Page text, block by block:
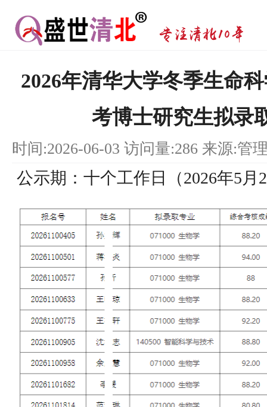
2026年清华大学冬季生命
考博士研究生拟录
时间:2026-06-03 访问量:286 来源:管
公示期：十个工作日（2026年5月